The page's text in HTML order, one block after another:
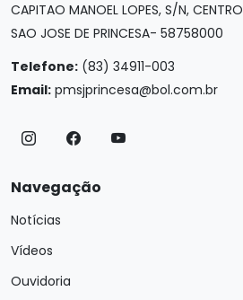
CAPITAO MANOEL LOPES, S/N, CENTRO
SAO JOSE DE PRINCESA- 58758000
Telefone: (83) 34911-003
Email: pmsjprincesa@bol.com.br
Navegação
Notícias
Vídeos
Ouvidoria